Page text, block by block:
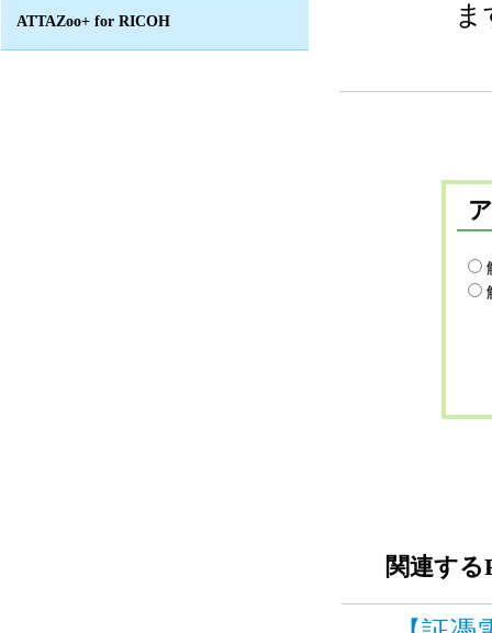
ATTAZoo+ for RICOH
ま
関連する